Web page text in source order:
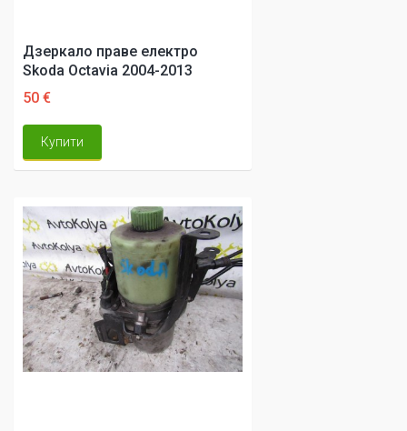
Дзеркало праве електро
Skoda Octavia 2004-2013
50 €
Купити